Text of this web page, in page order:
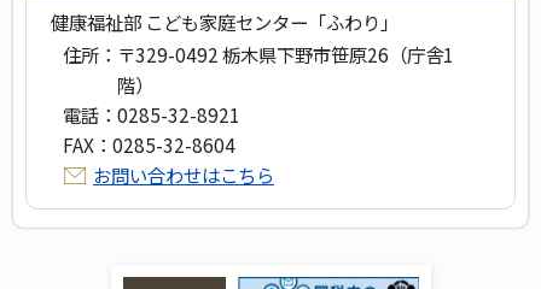
健康福祉部 こども家庭センター「ふわり」
住所： 〒329-0492 栃木県下野市笹原26（庁舎1
階）
電話： 0285-32-8921
FAX： 0285-32-8604
お問い合わせはこちら